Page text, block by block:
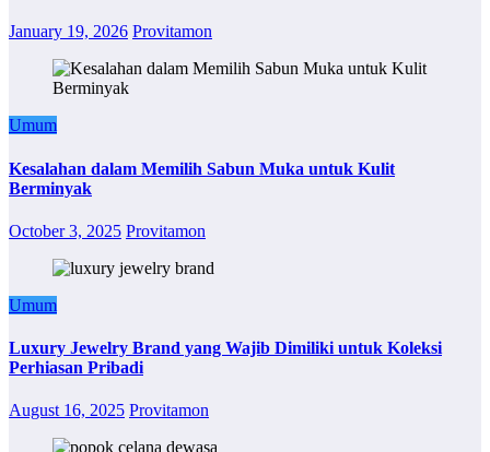
January 19, 2026 Provitamon
Umum
Kesalahan dalam Memilih Sabun Muka untuk Kulit
Berminyak
October 3, 2025 Provitamon
Umum
Luxury Jewelry Brand yang Wajib Dimiliki untuk Koleksi
Perhiasan Pribadi
August 16, 2025 Provitamon